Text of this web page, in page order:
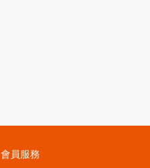
會員服務